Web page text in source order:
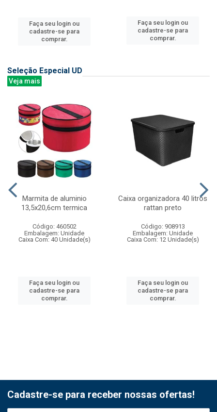
Faça seu login ou
cadastre-se para
comprar.
Faça seu login ou
cadastre-se para
comprar.
Seleção Especial UD
Veja mais
Marmita de aluminio
13,5x20,6cm termica
Código: 460502
Embalagem: Unidade
Caixa Com: 40 Unidade(s)
Faça seu login ou
cadastre-se para
comprar.
Caixa organizadora 40 litros
rattan preto
Código: 908913
Embalagem: Unidade
Caixa Com: 12 Unidade(s)
Faça seu login ou
cadastre-se para
comprar.
Cadastre-se para receber nossas ofertas!